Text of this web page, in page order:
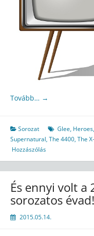
Tovább… →
Sorozat Glee, Heroes,
Supernatural,The 4400,The
Hozzászólás
És ennyi volt a
sorozatos évad!
2015.05.14.